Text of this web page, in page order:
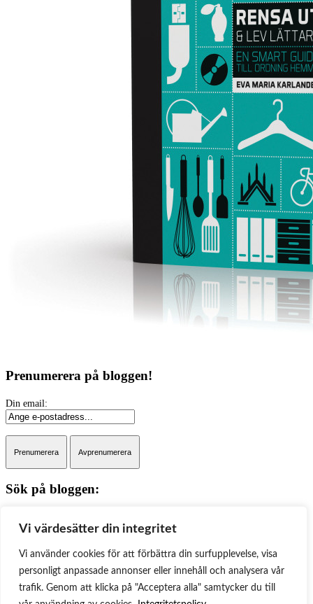
Vi värdesätter din integritet
Vi använder cookies för att förbättra din surfupplevelse, visa
personligt anpassade annonser eller innehåll och analysera vår
trafik. Genom att klicka på "Acceptera alla" samtycker du till
Prenumerera på bloggen!
Sök på bloggen:
Sök
Kategorier
Arkiv